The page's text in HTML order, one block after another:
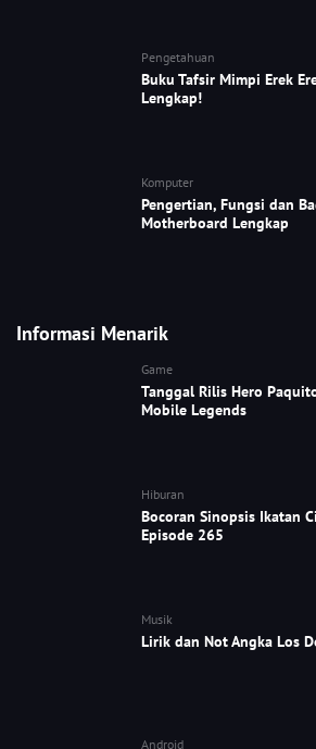
Pengetahuan
Buku Tafsir Mimpi Erek
Lengkap!
Komputer
Pengertian, Fungsi dan
Motherboard Lengkap
Informasi Menarik
Game
Tanggal Rilis Hero
Mobile Legends
Hiburan
Bocoran Sinopsis Ikatan
Episode 265
Musik
Lirik dan Not Angka Los
Android